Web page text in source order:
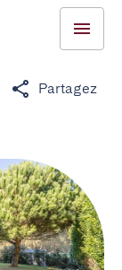
Partagez